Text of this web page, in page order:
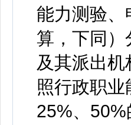
能力测验、
算，下同）
及其派出
照行政职
25%、